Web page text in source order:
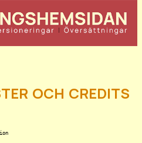
och credits